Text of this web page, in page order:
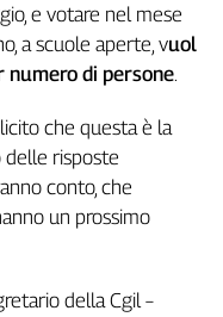
e votare nel mese
a scuole aperte, vuol
di persone.
che questa è la
delle risposte
conto, che
un prossimo
della Cgil –